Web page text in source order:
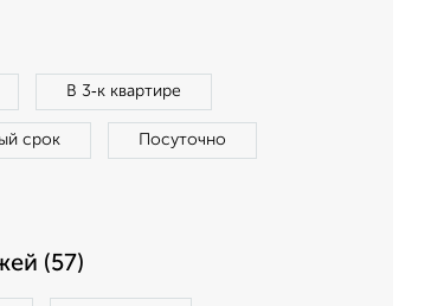
В 3‑к квартире
срок Посуточно
(57)